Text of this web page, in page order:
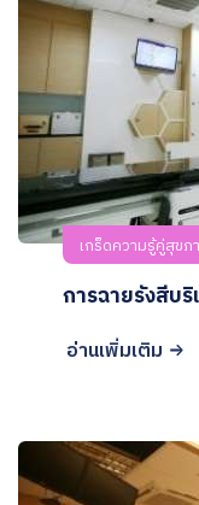
เกร็ดความรู้คู่สุขภ
การฉายรังสีบ
อ่านเพิ่มเติม